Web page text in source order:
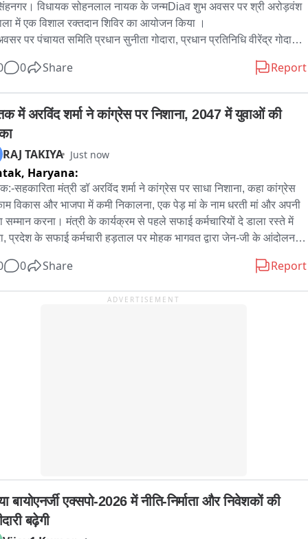
विधायक सोहनलाल नायक के जन्मDiaव शुभ अवसर पर श्री अरोड़वंश
में एक विशाल रक्तदान शिविर का आयोजन किया ।
पर पंचायत समिति प्रधान सुनीता गोदारा, प्रधान प्रतिनिधि वीरेंद्र गोदारा,
नागरिक मौजूद हैं।
से ही काफी संख्या में क्षेत्रवासी और समर्थक धर्मशाला पहुँचकर विधायक नायक
दिवस की शुभकामनाएँ दे रहे हैं और रक्तदान के इस पुनीत कार्य में बढ़-चढ़कर
रहे हैं।
0 Share Report
में अरविंद शर्मा ने कांग्रेस पर निशाना, 2047 में युवाओं की
RAJ TAKIYA Just now
Haryana:
सहकारिता मंत्री डॉ अरविंद शर्मा ने कांग्रेस पर साधा निशाना, कहा कांग्रेस
विकास और भाजपा में कमी निकालना, एक पेड़ मां के नाम धरती मां और अपनी
सम्मान करना। मंत्री के कार्यक्रम से पहले सफाई कर्मचारियों दे डाला रस्ते में
प्रदेश के सफाई कर्मचारी हड़ताल पर मोहक भागवत द्वारा जेन-जी के आंदोलन
भारत मे युवाओ का विशेष योगदान, आंदोलन के दौरान युवाओं से की थी
तक युवाओं का कर रहे सम्मान, जेन-जी का आंदोलन गलत हाथों में, विरोधी
0 Share Report
ADVERTISEMENT
बायोएनर्जी एक्सपो-2026 में नीति-निर्माता और निवेशकों की
बढ़ेगी